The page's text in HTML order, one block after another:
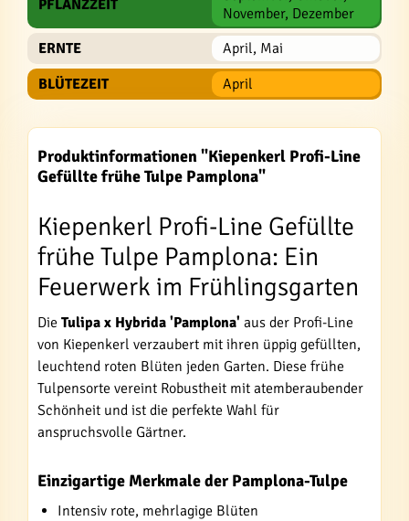
PFLANZZEIT
November, Dezember
ERNTE
April, Mai
BLÜTEZEIT
April
Produktinformationen "Kiepenkerl Profi-Line
Gefüllte frühe Tulpe Pamplona"
Kiepenkerl Profi-Line Gefüllte
frühe Tulpe Pamplona: Ein
Feuerwerk im Frühlingsgarten
Die Tulipa x Hybrida 'Pamplona' aus der Profi-Line
von Kiepenkerl verzaubert mit ihren üppig gefüllten,
leuchtend roten Blüten jeden Garten. Diese frühe
Tulpensorte vereint Robustheit mit atemberaubender
Schönheit und ist die perfekte Wahl für
anspruchsvolle Gärtner.
Einzigartige Merkmale der Pamplona-Tulpe
Intensiv rote, mehrlagige Blüten